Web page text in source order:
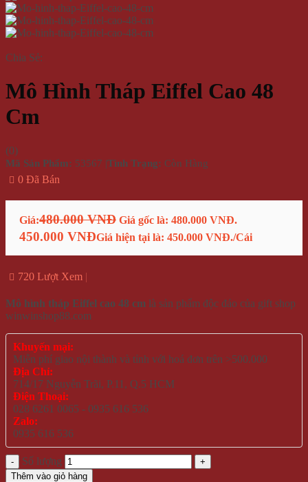
Chia Sẻ:
Mô Hình Tháp Eiffel Cao 48
Cm
(0)
Mã Sản Phẩm: 53567 |Tình Trạng: Còn Hàng
0 Đã Bán
Giá:480.000 VNĐ Giá gốc là: 480.000 VNĐ.
450.000 VNĐGiá hiện tại là: 450.000 VNĐ./Cái
720 Lượt Xem
Mô hình tháp Eiffel cao 48 cm là sản phẩm độc đáo của gift shop
winwinshop88.com
Khuyến mại:
Miễn phí giao nội thành và tỉnh với hoá đơn trên >500.000
Địa Chỉ:
714/17 Nguyễn Trãi, P.11, Q.5 HCM
Điện Thoại:
028 6261 0065 - 0935 616 536
Zalo:
0935 616 536
Số lượng
Thêm vào giỏ hàng